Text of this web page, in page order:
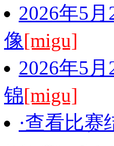
2026年5
像[migu]
2026年5
锦[migu]
·查看比赛